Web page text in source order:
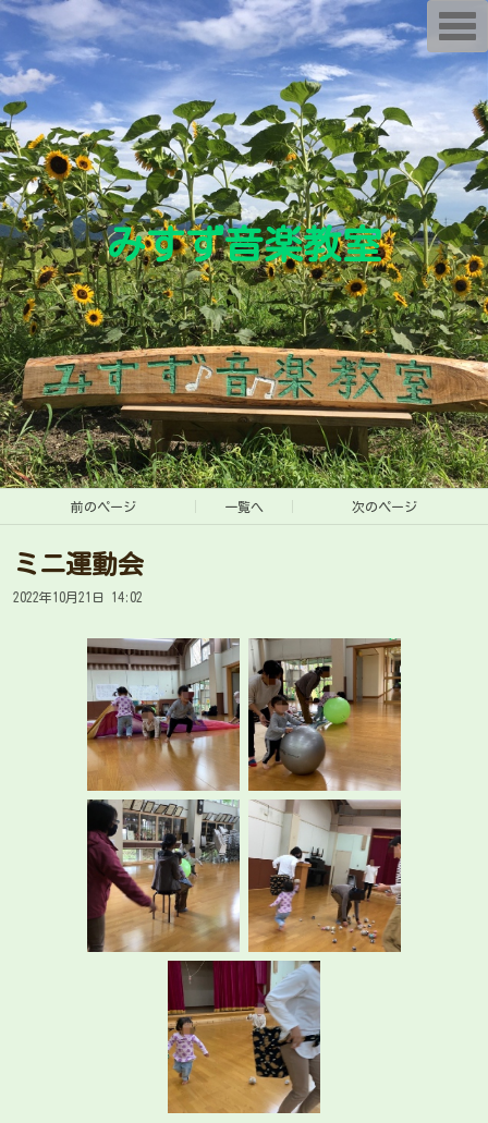
みすず音楽教室
前のページ 一覧へ 次のページ
ミニ運動会
2022年10月21日 14:02
T
o
g
g
v
i
g
a
i
o
n